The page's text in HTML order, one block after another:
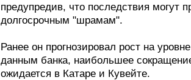
предупредив, что последствия могут
долгосрочным "шрамам".
Ранее он прогнозировал рост на
данным банка, наибольшее
ожидается в Катаре и Кувейте.